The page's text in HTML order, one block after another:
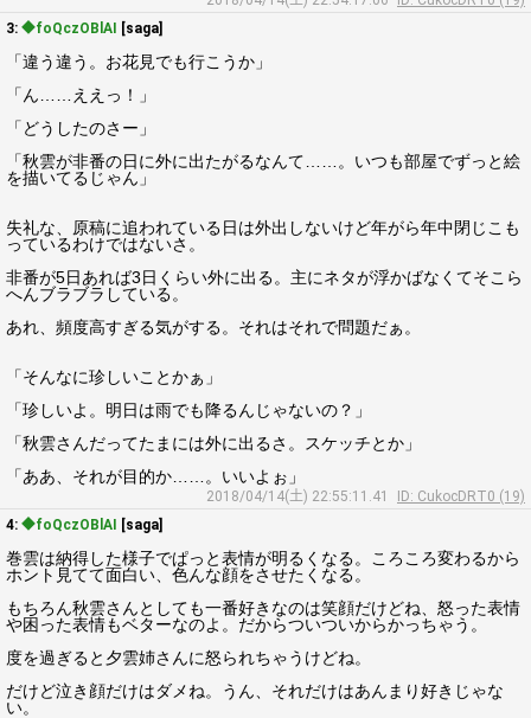
3: ◆foQczOBlAI [saga]
「違う違う。お花見でも行こうか」
「ん……ええっ！」
「どうしたのさー」
「秋雲が非番の日に外に出たがるなんて……。いつも部屋でずっと絵
を描いてるじゃん」
失礼な、原稿に追われている日は外出しないけど年がら年中閉じこも
っているわけではないさ。
非番が5日あれば3日くらい外に出る。主にネタが浮かばなくてそこら
へんブラブラしている。
あれ、頻度高すぎる気がする。それはそれで問題だぁ。
「そんなに珍しいことかぁ」
「珍しいよ。明日は雨でも降るんじゃないの？」
「秋雲さんだってたまには外に出るさ。スケッチとか」
「ああ、それが目的か……。いいよぉ」
2018/04/14(土) 22:55:11.41
ID: CukocDRT0 (19)
4: ◆foQczOBlAI [saga]
巻雲は納得した様子でぱっと表情が明るくなる。ころころ変わるから
ホント見てて面白い、色んな顔をさせたくなる。
もちろん秋雲さんとしても一番好きなのは笑顔だけどね、怒った表情
や困った表情もベターなのよ。だからついついからかっちゃう。
度を過ぎると夕雲姉さんに怒られちゃうけどね。
だけど泣き顔だけはダメね。うん、それだけはあんまり好きじゃな
い。